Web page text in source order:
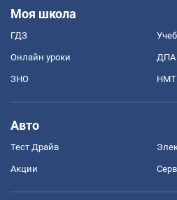
Моя школа
ГДЗ
Онлайн уроки ДПА
ЗНО НМТ
Авто
Тест Драйв
Акции